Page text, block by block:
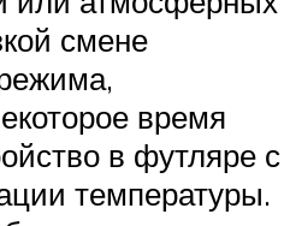
смене
время
в футляре с
температуры.